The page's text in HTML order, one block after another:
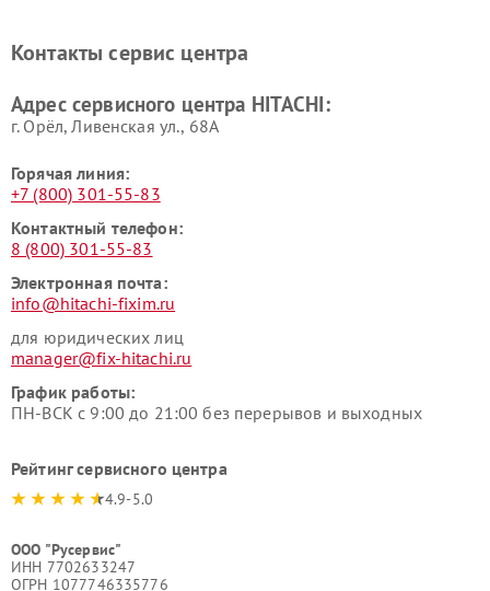
данных HITACHI
HITACHI
HITACHI
HITACHI
Контакты сервис центра
Адрес сервисного центра HITACHI:
г. Орёл, Ливенская ул., 68А
Горячая линия:
+7 (800) 301-55-83
Контактный телефон:
8 (800) 301-55-83
Электронная почта:
info@hitachi-fixim.ru
для юридических лиц
manager@fix-hitachi.ru
График работы:
ПН-ВСК с 9:00 до 21:00 без перерывов и выходных
Рейтинг сервисного центра
4.9-5.0
ООО "Русервис"
ИНН 7702633247
ОГРН 1077746335776